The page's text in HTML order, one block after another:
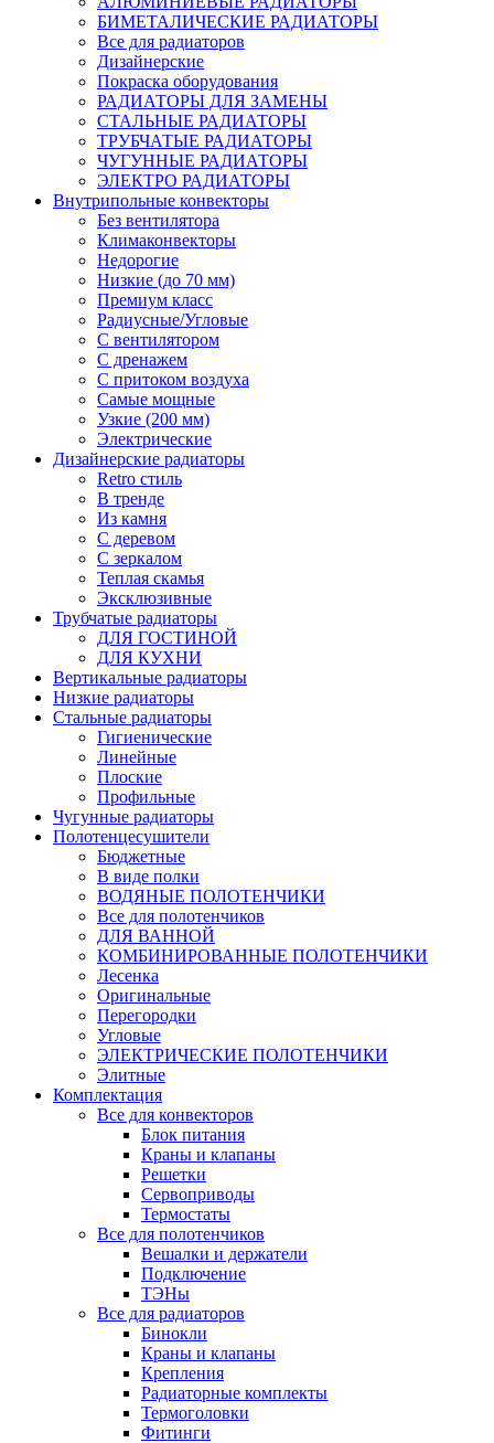
БИМЕТАЛИЧЕСКИЕ РАДИАТОРЫ
Все для радиаторов
Дизайнерские
Покраска оборудования
РАДИАТОРЫ ДЛЯ ЗАМЕНЫ
СТАЛЬНЫЕ РАДИАТОРЫ
ТРУБЧАТЫЕ РАДИАТОРЫ
ЧУГУННЫЕ РАДИАТОРЫ
ЭЛЕКТРО РАДИАТОРЫ
Внутрипольные конвекторы
Без вентилятора
Климаконвекторы
Недорогие
Низкие (до 70 мм)
Премиум класс
Радиусные/Угловые
С вентилятором
С дренажем
С притоком воздуха
Самые мощные
Узкие (200 мм)
Электрические
Дизайнерские радиаторы
Retro стиль
В тренде
Из камня
С деревом
С зеркалом
Теплая скамья
Эксклюзивные
Трубчатые радиаторы
ДЛЯ ГОСТИНОЙ
ДЛЯ КУХНИ
Вертикальные радиаторы
Низкие радиаторы
Стальные радиаторы
Гигиенические
Линейные
Плоские
Профильные
Чугунные радиаторы
Полотенцесушители
Бюджетные
В виде полки
ВОДЯНЫЕ ПОЛОТЕНЧИКИ
Все для полотенчиков
ДЛЯ ВАННОЙ
КОМБИНИРОВАННЫЕ ПОЛОТЕНЧИКИ
Лесенка
Оригинальные
Перегородки
Угловые
ЭЛЕКТРИЧЕСКИЕ ПОЛОТЕНЧИКИ
Элитные
Комплектация
Все для конвекторов
Блок питания
Краны и клапаны
Решетки
Сервоприводы
Термостаты
Все для полотенчиков
Вешалки и держатели
Подключение
ТЭНы
Все для радиаторов
Бинокли
Краны и клапаны
Крепления
Радиаторные комплекты
Термоголовки
Фитинги